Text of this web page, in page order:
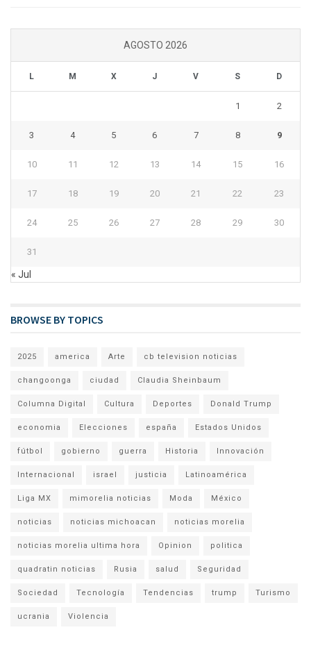
AGOSTO 2026
L M X J V S D
1 2
3 4 5 6 7 8 9
10 11 12 13 14 15 16
17 18 19 20 21 22 23
24 25 26 27 28 29 30
31
« Jul
BROWSE BY TOPICS
2025 america Arte cb television noticias
changoonga ciudad Claudia Sheinbaum
Columna Digital Cultura Deportes Donald Trump
economia Elecciones españa Estados Unidos
fútbol gobierno guerra Historia Innovación
Internacional israel justicia Latinoamérica
Liga MX mimorelia noticias Moda México
noticias noticias michoacan noticias morelia
noticias morelia ultima hora Opinion politica
quadratin noticias Rusia salud Seguridad
Sociedad Tecnología Tendencias trump Turismo
ucrania Violencia